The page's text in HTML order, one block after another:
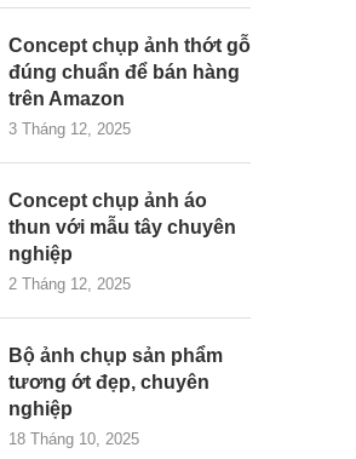
Concept chụp ảnh thớt gỗ
đúng chuẩn để bán hàng
trên Amazon
3 Tháng 12, 2025
Concept chụp ảnh áo
thun với mẫu tây chuyên
nghiệp
2 Tháng 12, 2025
Bộ ảnh chụp sản phẩm
tương ớt đẹp, chuyên
nghiệp
18 Tháng 10, 2025